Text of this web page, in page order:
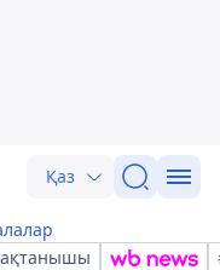
Қаз